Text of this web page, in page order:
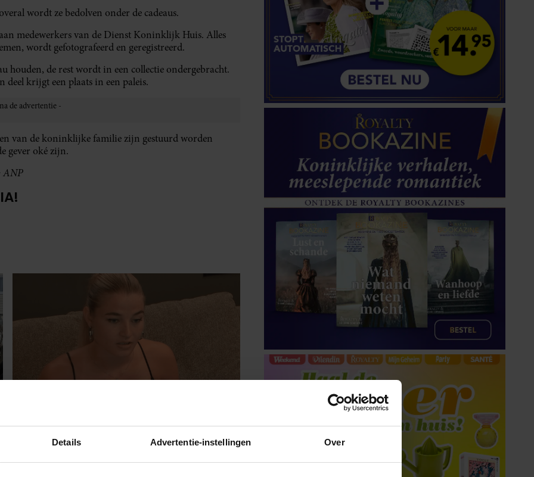
Details Advertentie-instellingen Over
wordt ze bedolven onder de cadeaus.
medewerkers van de Dienst Koninklijk Huis. Alles
wordt gefotografeerd en geregistreerd.
houden, de rest wordt in een collectie ondergebracht.
deel krijgt een plaats in een paleis.
van de koninklijke familie zijn gestuurd worden
gever oké zijn.
ANP
PARTY